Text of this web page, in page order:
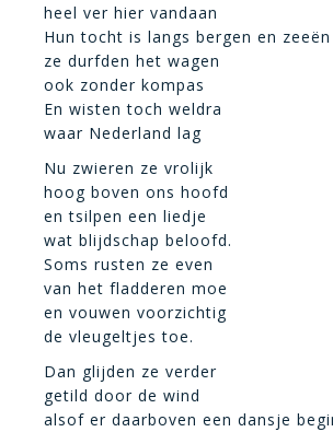
heel ver hier vandaan
Hun tocht is langs bergen en zeeën
ze durfden het wagen
ook zonder kompas
En wisten toch weldra
waar Nederland lag
Nu zwieren ze vrolijk
hoog boven ons hoofd
en tsilpen een liedje
wat blijdschap beloofd.
Soms rusten ze even
van het fladderen moe
en vouwen voorzichtig
de vleugeltjes toe.
Dan glijden ze verder
getild door de wind
alsof er daarboven een dansje